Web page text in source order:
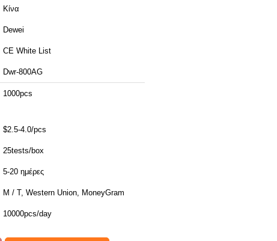
Κίνα
Dewei
CE White List
Dwr-800AG
1000pcs
$2.5-4.0/pcs
25tests/box
5-20 ημέρες
Μ / Τ, Western Union, MoneyGram
10000pcs/day